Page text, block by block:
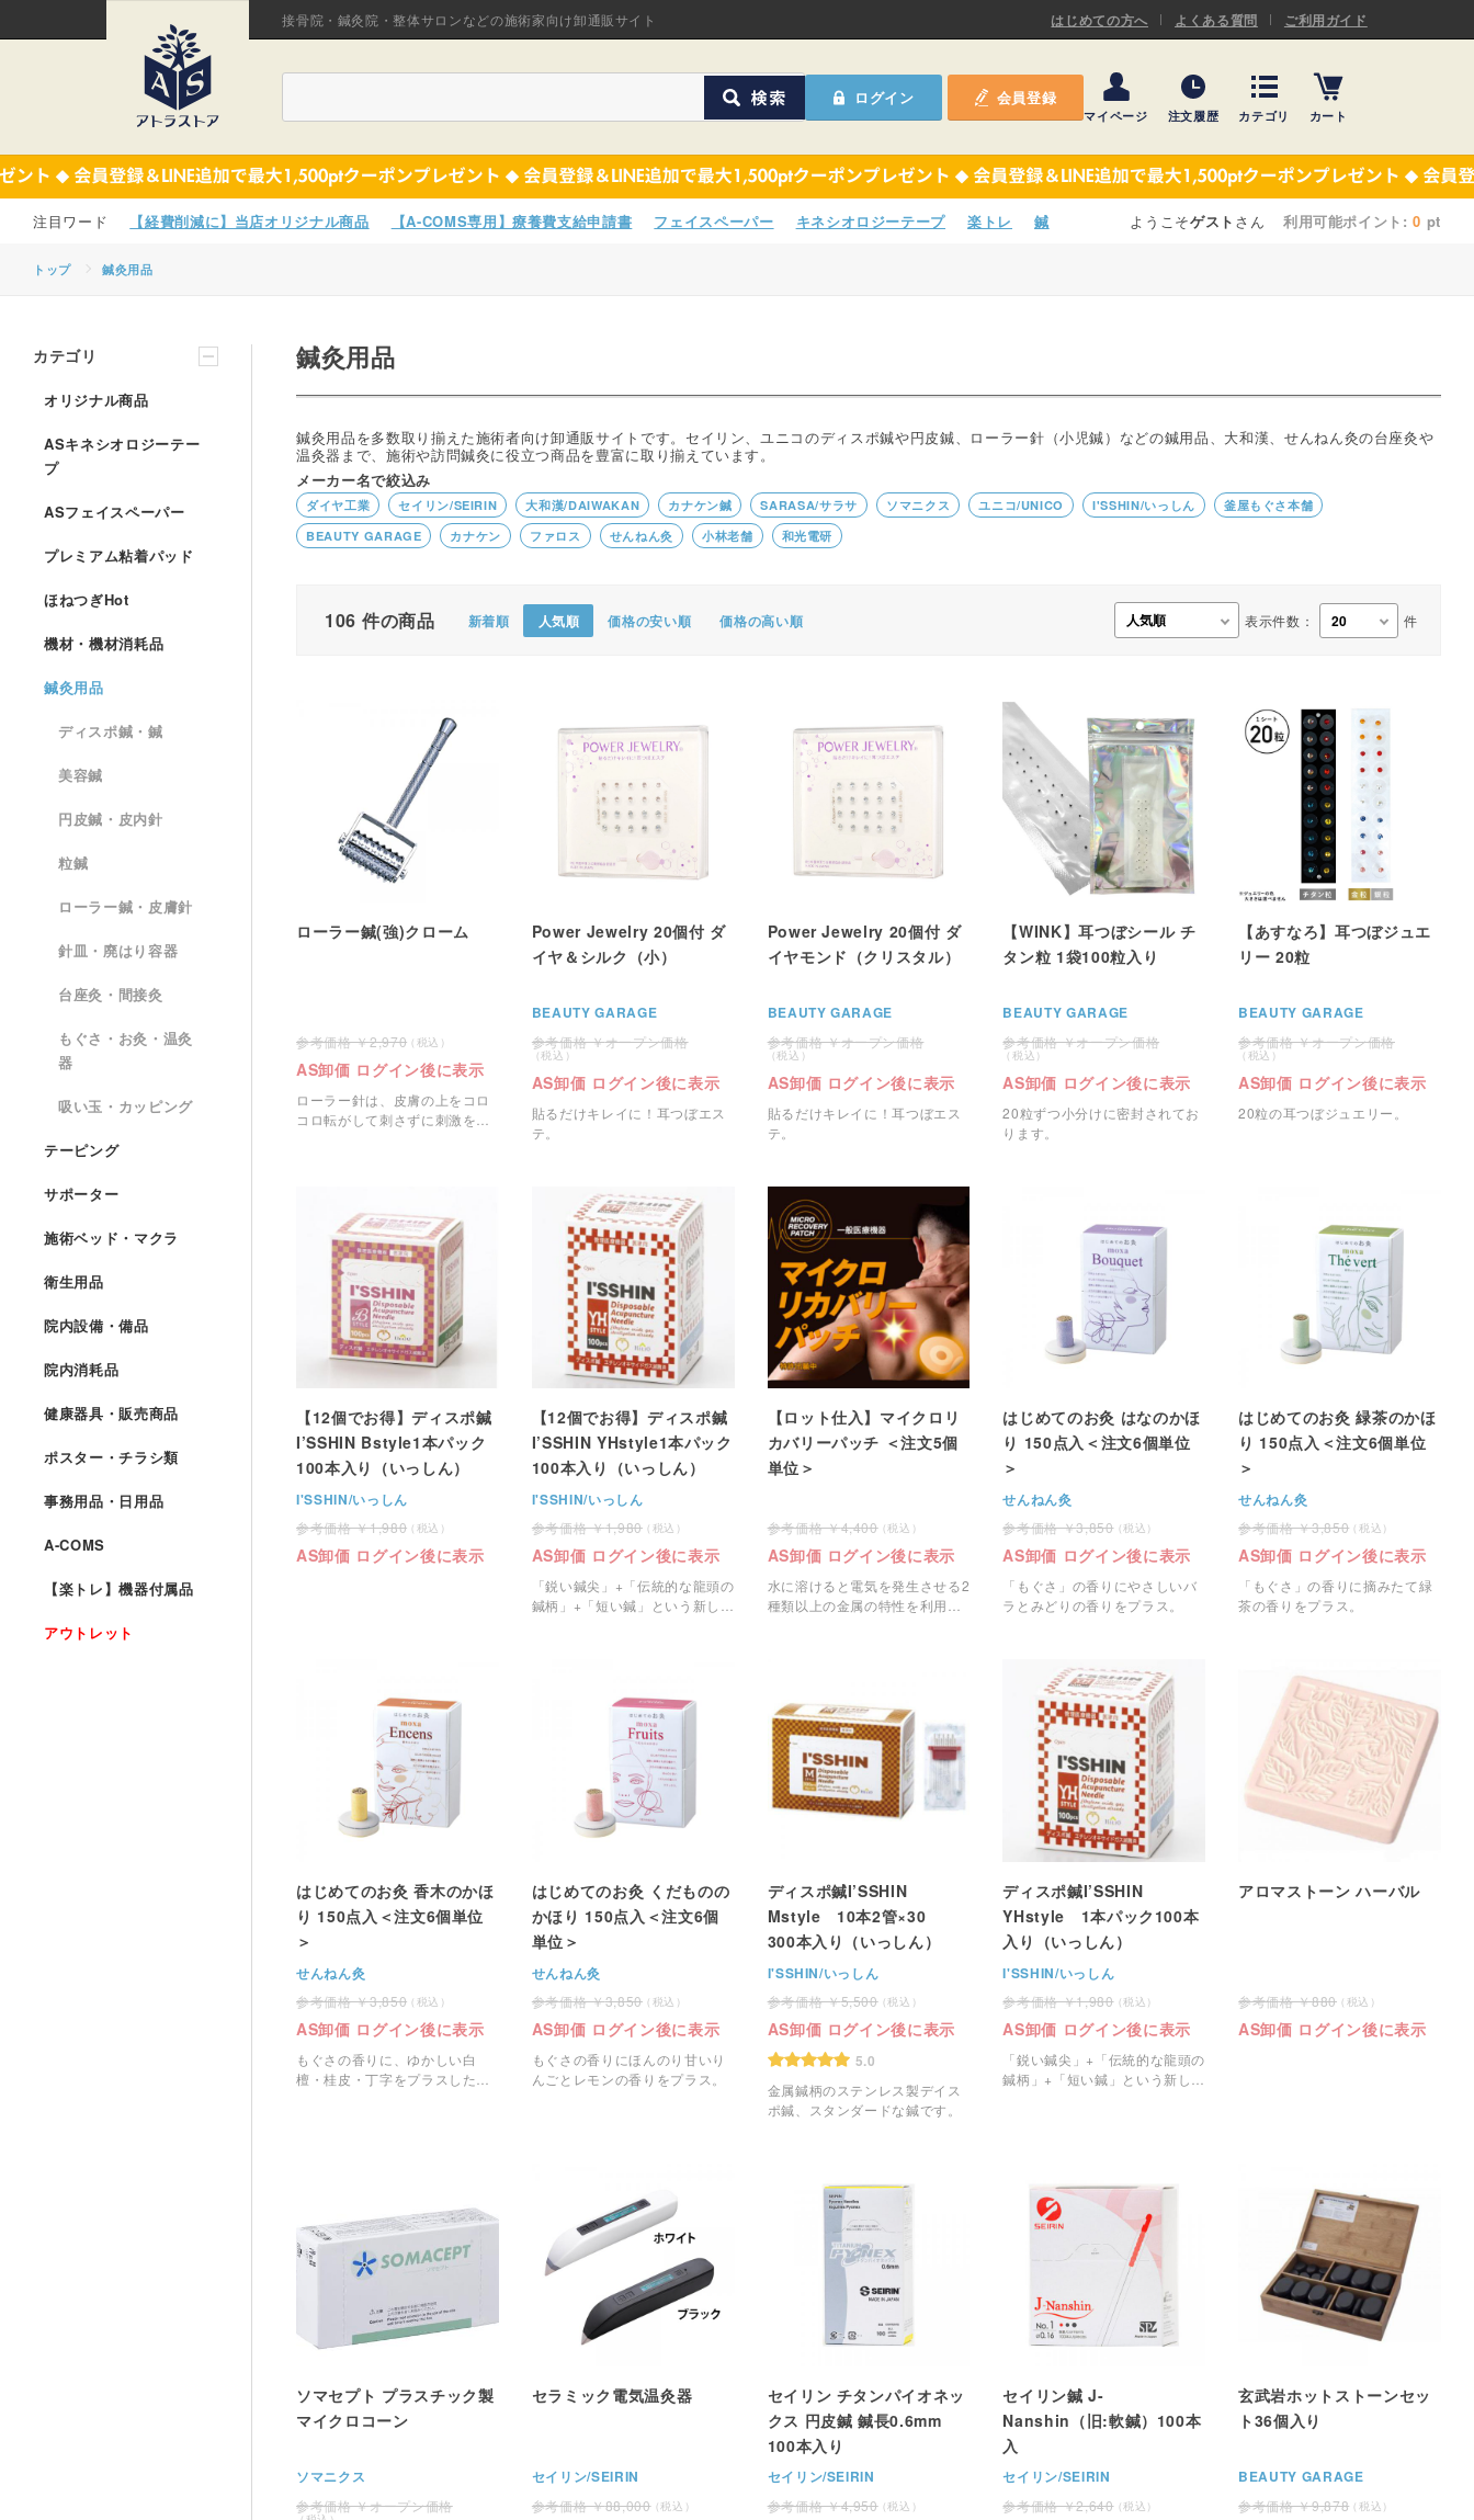
接骨院・鍼灸院・整体サロンなどの施術家向け卸通販サイト はじめての方へ よくある質問 ご利用ガイド
ログイン 会員登録
マイページ 注文履歴 カテゴリ
オリジナル商品 ASキネシオロジーテープ
ポスター・チラシ類 事務用品・日用品
カート
【経費削減に】当店オリジナル商品 【A-COMS専用】療養費支給申請書 フェイスペーパー キネシオロジーテープ 楽トレ 鍼 ようこそゲスト さん 利用可能ポイント:0 pt
トップ 鍼灸用品
鍼灸用品
鍼灸用品を多数取り揃えた施術者向け卸通販サイトです。セイリン、ユニコのディスポ鍼や円皮鍼、ローラー針（小児鍼）などの鍼用品、大和漢、せんねん灸の台座灸や
温灸器まで、施術や訪問鍼灸に役立つ商品を豊富に取り揃えています。
メーカー名で絞込み
ダイヤ工業 セイリン/SEIRIN 大和漢/DAIWAKAN カナケン鍼 SARASA/サラサ ソマニクス ユニコ/UNICO I'SSHIN/いっしん
釜屋もぐさ本舗
BEAUTY GARAGE
カナケン ファロス せんねん灸 小林老舗 和光電研
106 件の商品 新着順 人気順 価格の安い順 価格の高い順 表示件数： 件
ローラー鍼(強)クローム
2,970
AS卸価 ログイン後に表示
ローラー針は、皮膚の上をコロ
コロ転がして刺さずに刺激を与
Power Jewelry 20個付 ダ
イヤ＆シルク（小）
BEAUTY GARAGE
オープン価格
AS卸価 ログイン後に表示
貼るだけキレイに！耳つぼエス
テ。
Power Jewelry 20個付 ダ
イヤモンド（クリスタル）
BEAUTY GARAGE
オープン価格
AS卸価 ログイン後に表示
貼るだけキレイに！耳つぼエス
テ。
【WINK】耳つぼシール チ
タン粒 1袋100粒入り
BEAUTY GARAGE
オープン価格
AS卸価 ログイン後に表示
20粒ずつ小分けに密封されてお
ります。
【あすなろ】耳つぼジュエ
リー 20粒
BEAUTY GARAGE
オープン価格
AS卸価 ログイン後に表示
20粒の耳つぼジュエリー。
【12個でお得】ディスポ鍼
I’SSHIN Bstyle1本パック
100本入り（いっしん）
I'SSHIN/いっしん
1,980
AS卸価 ログイン後に表示
【12個でお得】ディスポ鍼
I’SSHIN YHstyle1本パック
100本入り（いっしん）
I'SSHIN/いっしん
1,980
AS卸価 ログイン後に表示
「鋭い鍼尖」+「伝統的な龍頭の
鍼柄」+「短い鍼」という新しい
【ロット仕入】マイクロリ
カバリーパッチ ＜注文5個
単位＞
4,400
AS卸価 ログイン後に表示
水に溶けると電気を発生させる2
種類以上の金属の特性を利用
はじめてのお灸 はなのかほ
り 150点入＜注文6個単位
＞
せんねん灸
3,850
AS卸価 ログイン後に表示
「もぐさ」の香りにやさしいバ
ラとみどりの香りをプラス。
はじめてのお灸 緑茶のかほ
り 150点入＜注文6個単位
＞
せんねん灸
3,850
AS卸価 ログイン後に表示
「もぐさ」の香りに摘みたて緑
茶の香りをプラス。
はじめてのお灸 香木のかほ
り 150点入＜注文6個単位
＞
せんねん灸
3,850
AS卸価 ログイン後に表示
もぐさの香りに、ゆかしい白
檀・桂皮・丁字をプラスした気
はじめてのお灸 くだものの
かほり 150点入＜注文6個
単位＞
せんねん灸
3,850
AS卸価 ログイン後に表示
もぐさの香りにほんのり甘いり
んごとレモンの香りをプラス。
ディスポ鍼I’SSHIN
Mstyle 10本2管×30
300本入り（いっしん）
I'SSHIN/いっしん
5,500
AS卸価 ログイン後に表示
5.0
金属鍼柄のステンレス製デイス
ポ鍼、スタンダードな鍼です。
ディスポ鍼I’SSHIN
YHstyle 1本パック100本
入り（いっしん）
I'SSHIN/いっしん
1,980
AS卸価 ログイン後に表示
「鋭い鍼尖」+「伝統的な龍頭の
鍼柄」+「短い鍼」という新しい
アロマストーン ハーバル
880
AS卸価 ログイン後に表示
ソマセプト プラスチック製
マイクロコーン
ソマニクス
オープン価格
セラミック電気温灸器
セイリン/SEIRIN
88,000
セイリン チタンパイオネッ
クス 円皮鍼 鍼長0.6mm
100本入り
セイリン/SEIRIN
4,950
セイリン鍼 J-
Nanshin（旧:軟鍼）100本
入
セイリン/SEIRIN
2,640
玄武岩ホットストーンセッ
ト36個入り
BEAUTY GARAGE
9,878
カテゴリ
オリジナル商品
ASキネシオロジーテー
プ
ASフェイスペーパー
プレミアム粘着パッド
ほねつぎHot
機材・機材消耗品
鍼灸用品
ディスポ鍼・鍼
美容鍼
円皮鍼・皮内針
粒鍼
ローラー鍼・皮膚針
針皿・廃はり容器
台座灸・間接灸
もぐさ・お灸・温灸
器
吸い玉・カッピング
テーピング
サポーター
施術ベッド・マクラ
衛生用品
院内設備・備品
院内消耗品
健康器具・販売商品
ポスター・チラシ類
事務用品・日用品
A-COMS
【楽トレ】機器付属品
アウトレット
ほねつぎHot 機材・機材消耗品
鍼灸用品 テーピング
サポーター 施術ベッド・マクラ
A-COMS 【楽トレ】機器付属品